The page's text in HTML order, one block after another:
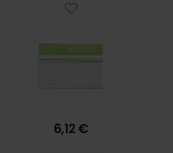
6,12 €